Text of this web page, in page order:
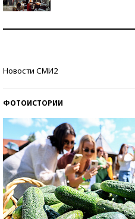
Новости СМИ2
ФОТОИСТОРИИ